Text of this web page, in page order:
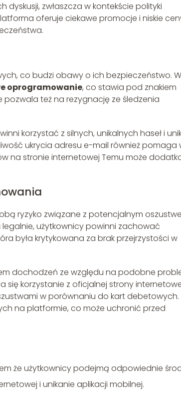
zwłaszcza w kontekście polityki
oferuje ciekawe promocje i niskie
co budzi obawy o ich bezpieczeństwo. W
oprogramowanie, co stawia pod znakiem
też na rezygnację ze śledzenia
korzystać z silnych, unikalnych haseł i
ukrycia adresu e-mail również pomaga
na stronie internetowej Temu może
ryzyko związane z potencjalnym
użytkownicy powinni zachować
była krytykowana za brak przejrzystości w
dochodzeń ze względu na podobne
się korzystanie z oficjalnej strony
w porównaniu do kart debetowych.
na platformie, co może uchronić przed
że użytkownicy podejmą odpowiednie
i unikanie aplikacji mobilnej.